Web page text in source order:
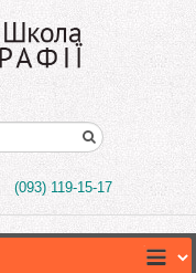
(093) 119-15-17